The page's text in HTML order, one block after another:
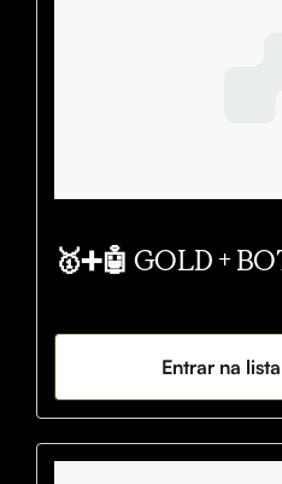
🥇➕🤖 GOLD +
Entrar na